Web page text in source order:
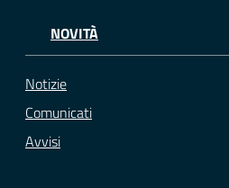
NOVITÀ
Notizie
Comunicati
Avvisi